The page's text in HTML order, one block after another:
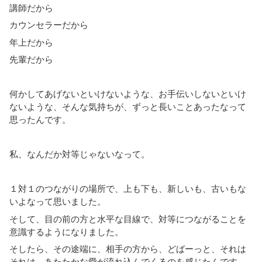
講師だから
カウンセラーだから
年上だから
先輩だから
何かしてあげないといけないような、お手伝いしないといけ
ないような、そんな気持ちが、ずっと長いことあったなって
思ったんです。
私、なんだか対等じゃないなって。
１対１のつながりの場所で、上も下も、新しいも、古いもな
いよなって思いました。
そして、目の前の方と水平な目線で、対等につながることを
意識するようになりました。
そしたら、その途端に、相手の方から、どばーっと、それは